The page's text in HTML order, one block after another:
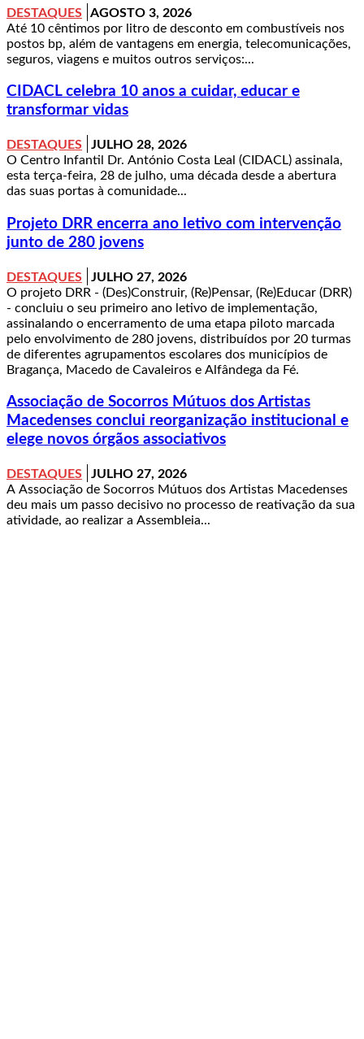
DESTAQUES
AGOSTO 3, 2026
Até 10 cêntimos por litro de desconto em combustíveis nos
postos bp, além de vantagens em energia, telecomunicações,
seguros, viagens e muitos outros serviços:...
CIDACL celebra 10 anos a cuidar, educar e
transformar vidas
DESTAQUES
JULHO 28, 2026
O Centro Infantil Dr. António Costa Leal (CIDACL) assinala,
esta terça-feira, 28 de julho, uma década desde a abertura
das suas portas à comunidade...
Projeto DRR encerra ano letivo com intervenção
junto de 280 jovens
DESTAQUES
JULHO 27, 2026
O projeto DRR - (Des)Construir, (Re)Pensar, (Re)Educar (DRR)
- concluiu o seu primeiro ano letivo de implementação,
assinalando o encerramento de uma etapa piloto marcada
pelo envolvimento de 280 jovens, distribuídos por 20 turmas
de diferentes agrupamentos escolares dos municípios de
Bragança, Macedo de Cavaleiros e Alfândega da Fé.
Associação de Socorros Mútuos dos Artistas
Macedenses conclui reorganização institucional e
elege novos órgãos associativos
DESTAQUES
JULHO 27, 2026
A Associação de Socorros Mútuos dos Artistas Macedenses
deu mais um passo decisivo no processo de reativação da sua
atividade, ao realizar a Assembleia...